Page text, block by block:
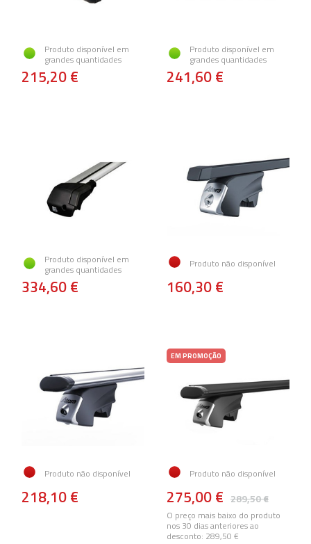
Produto disponível em
grandes quantidades
215,20 €
Produto disponível em
grandes quantidades
241,60 €
Produto disponível em
grandes quantidades
334,60 €
Produto não disponível
160,30 €
Produto não disponível
218,10 €
EM PROMOÇÃO
Produto não disponível
289,50 €
275,00 €
O preço mais baixo do produto
nos 30 dias anteriores ao
desconto: 289,50 €